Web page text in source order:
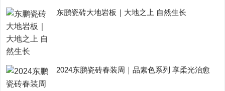
东鹏瓷砖大地岩板｜大地之上 自然生长
2024东鹏瓷砖春装周｜品素色系列 享柔光治愈